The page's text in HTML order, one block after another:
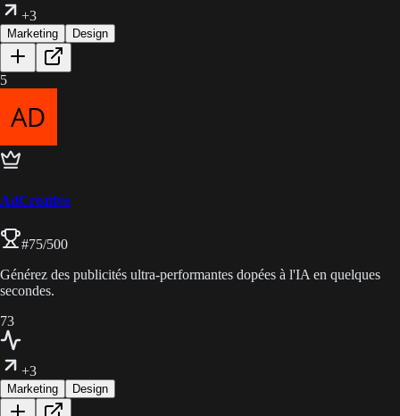
+3
Marketing Design
5
AdCreative
#75/500
Générez des publicités ultra-performantes dopées à l'IA en quelques
secondes.
73
+3
Marketing Design